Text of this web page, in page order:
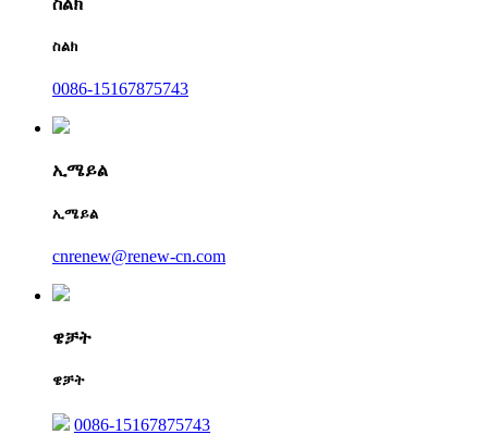
ስልክ
0086-15167875743
ኢሜይል
ኢሜይል
cnrenew@renew-cn.com
ዌቻት
ዌቻት
0086-15167875743